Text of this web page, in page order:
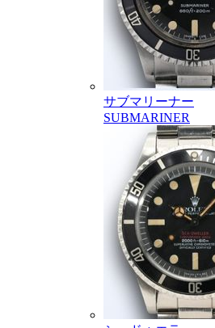
サブマリーナー
SUBMARINER